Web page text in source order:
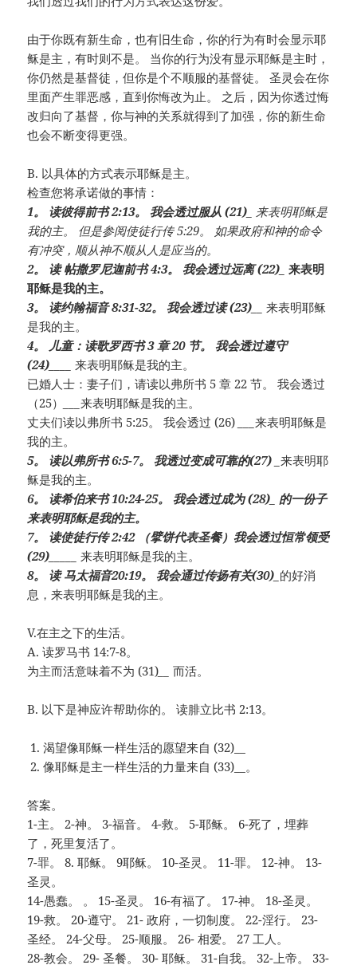
由于你既有新生命，也有旧生命，你的行为有时会显示耶
稣是主，有时则不是。 当你的行为没有显示耶稣是主时，
你仍然是基督徒，但你是个不顺服的基督徒。 圣灵会在你
里面产生罪恶感，直到你悔改为止。 之后，因为你透过悔
改归向了基督，你与神的关系就得到了加强，你的新生命
也会不断变得更强。
B. 以具体的方式表示耶稣是主。
检查您将承诺做的事情：
1。 读彼得前书 2:13。 我会透过服从 (21) 来表明耶稣是
我的主。 但是参阅使徒行传 5:29。 如果政府和神的命令
有冲突，顺从神不顺从人是应当的。
2。 读 帖撒罗尼迦前书 4:3。 我会透过远离 (22) 来表明
耶稣是我的主。
3。 读约翰福音 8:31-32。 我会透过读 (23)__
来表明耶稣
是我的主。
4。 儿童：读歌罗西书 3 章 20 节。 我会透过遵守
(24)
来表明耶稣是我的主。
已婚人士：妻子们，请读以弗所书 5 章 22 节。 我会透过
（25）
___来表明耶稣是我的主。
丈夫们读以弗所书 5:25。 我会透过 (26)
___来表明耶稣是
我的主。
5。 读以弗所书 6:5-7。 我透过变成可靠的(27) _来表明耶
稣是我的主。
6。 读希伯来书 10:24-25。 我会透过成为 (28) 的一份子
来表明耶稣是我的主。
7。 读使徒行传 2:42 （擘饼代表圣餐）我会透过恒常领受
(29)_____
来表明耶稣是我的主。
8。 读 马太福音20:19。 我会通过传扬有关(30)_ 的好消
息，来表明耶稣是我的主。
V.在主之下的生活。
A. 读罗马书 14:7-8。
为主而活意味着不为 (31)
而活。
B. 以下是神应许帮助你的。 读腓立比书 2:13。
渴望像耶稣一样生活的愿望来自 (32)
像耶稣是主一样生活的力量来自 (33)
。
答案。
1-主。 2-神。 3-福音。 4-救。 5-耶稣。 6-死了，埋葬
了，死里复活了。
7-罪。 8. 耶稣。 9耶稣。 10-圣灵。 11-罪。 12-神。 13-
圣灵。
14-愚蠢。 。 15-圣灵。 16-有福了。 17-神。 18-圣灵。
19-救。 20-遵守。 21- 政府，一切制度。 22-淫行。 23-
圣经。 24-父母。 25-顺服。 26- 相爱。 27 工人。
28-教会。 29- 圣餐。 30- 耶稣。 31-自我。 32-上帝。 33-